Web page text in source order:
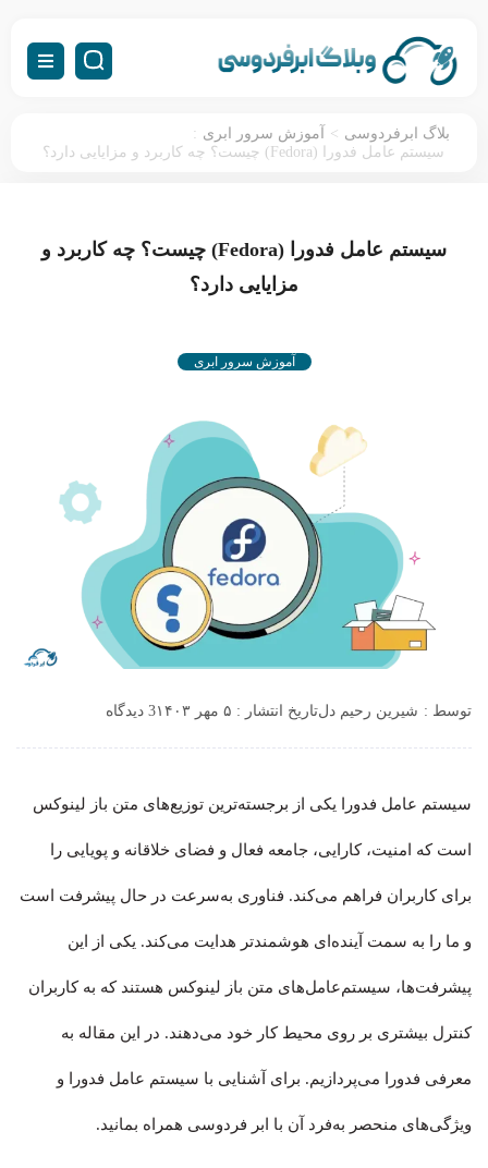
بلاگ ابرفردوسی > آموزش سرور ابری :
سیستم‌ عامل فدورا (Fedora) چیست؟ چه کاربرد و مزایایی دارد؟
سیستم‌ عامل فدورا (Fedora) چیست؟ چه کاربرد و
مزایایی دارد؟
آموزش سرور ابری
توسط : شیرین رحیم دلتاریخ انتشار : ۵ مهر ۱۴۰۳ 3 دیدگاه
سیستم‌ عامل فدورا یکی از برجسته‌ترین توزیع‌های متن باز لینوکس
است که امنیت، کارایی، جامعه فعال و فضای خلاقانه و پویایی را
برای کاربران فراهم می‌کند. فناوری به‌سرعت در حال پیشرفت است
و ما را به سمت آینده‌ای هوشمندتر هدایت می‌کند. یکی از این
پیشرفت‌ها، سیستم‌عامل‌های متن‌ باز لینوکس هستند که به کاربران
کنترل بیشتری بر روی محیط کار خود می‌دهند. در این مقاله به
معرفی فدورا می‌پردازیم. برای آشنایی با سیستم عامل فدورا و
ویژگی‌های منحصر به‌فرد آن با ابر فردوسی همراه بمانید.